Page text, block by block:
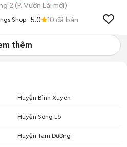
2 (P. Vườn Lài mới)
Shop 5.0 10 đã bán
thêm
Huyện Bình Xuyên
Huyện Sông Lô
Huyện Tam Dương